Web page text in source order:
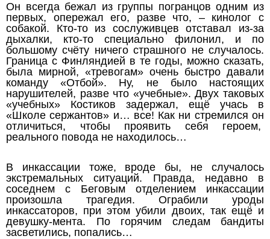
Он всегда бежал из группы погранцов одним из
первых, опережал его, разве что, – кинолог с
собакой. Кто-то из сослуживцев отставал из-за
дыхалки, кто-то специально филонил, и по
большому счёту ничего страшного не случалось.
Граница с Финляндией в те годы, можно сказать,
была мирной, «тревогам» очень быстро давали
команду «Отбой». Ну, не было настоящих
нарушителей, разве что «учебные». Двух таковых
«учебных» Костиков задержал, ещё учась в
«Школе сержантов» и… все! Как ни стремился он
отличиться, чтобы проявить себя героем,
реального повода не находилось…
В инкассации тоже, вроде бы, не случалось
экстремальных ситуаций. Правда, недавно в
соседнем с Беговым отделением инкассации
произошла трагедия. Ограбили уроды
инкассаторов, при этом убили двоих, так ещё и
девушку-мента. По горячим следам бандиты
засветились, попались…